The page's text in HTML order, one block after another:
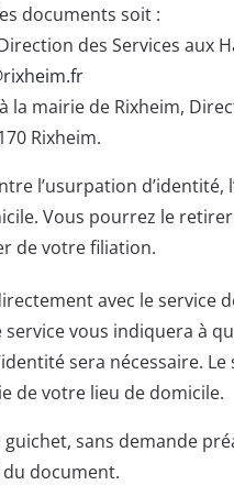
documents soit :
des Services aux
la mairie de Rixheim,
Rixheim.
l’usurpation
Vous pourrez le
de votre filiation.
avec le service
service vous indiquera à
sera nécessaire.
de votre lieu de domicile.
sans demande
document.